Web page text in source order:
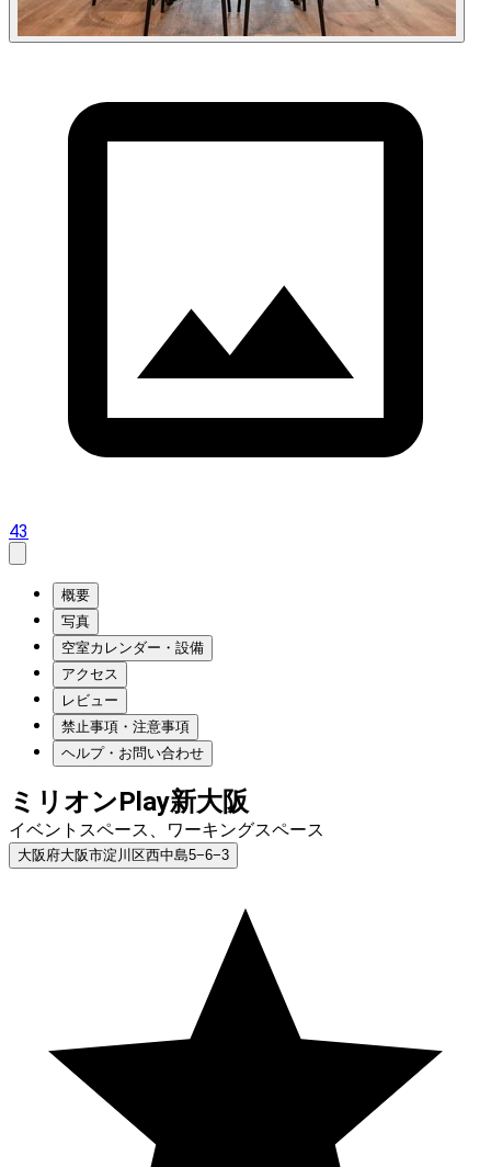
43
概要
写真
空室カレンダー・設備
アクセス
レビュー
禁止事項・注意事項
ヘルプ・お問い合わせ
ミリオンPlay新大阪
イベントスペース、ワーキングスペース
大阪府大阪市淀川区西中島5−6−3